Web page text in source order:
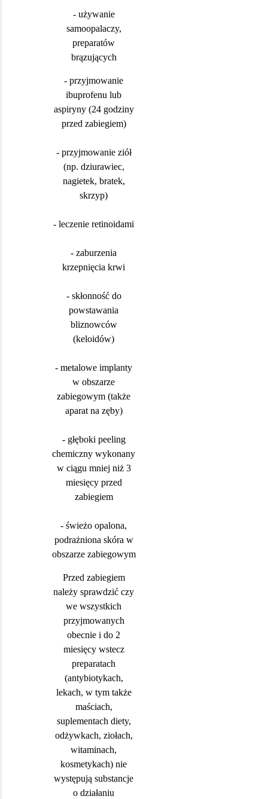
- używanie
samoopalaczy,
preparatów
brązujących
- przyjmowanie
ibuprofenu lub
aspiryny (24 godziny
przed zabiegiem)
- przyjmowanie ziół
(np. dziurawiec,
nagietek, bratek,
skrzyp)
- leczenie retinoidami
- zaburzenia
krzepnięcia krwi
- skłonność do
powstawania
bliznowców
(keloidów)
- metalowe implanty
w obszarze
zabiegowym (także
aparat na zęby)
- głęboki peeling
chemiczny wykonany
w ciągu mniej niż 3
miesięcy przed
zabiegiem
- świeżo opalona,
podrażniona skóra w
obszarze zabiegowym
Przed zabiegiem
należy sprawdzić czy
we wszystkich
przyjmowanych
obecnie i do 2
miesięcy wstecz
preparatach
(antybiotykach,
lekach, w tym także
maściach,
suplementach diety,
odżywkach, ziołach,
witaminach,
kosmetykach) nie
występują substancje
o działaniu